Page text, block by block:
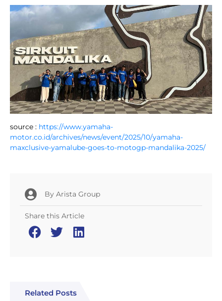
source : https://www.yamaha-
motor.co.id/archives/news/event/2025/10/yamaha-
maxclusive-yamalube-goes-to-motogp-mandalika-2025/
By Arista Group
Share this Article
Related Posts